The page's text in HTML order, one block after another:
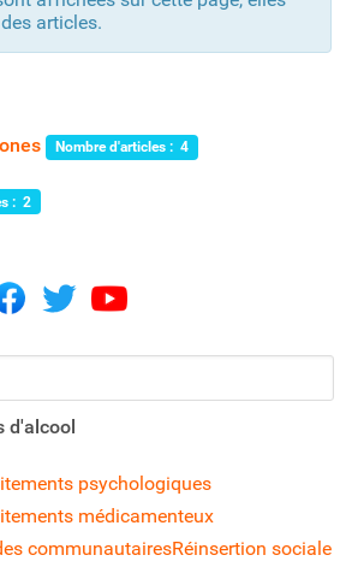
articles.
Nombre d'articles : 4
: 2
d'alcool
psychologiques
médicamenteux
communautairesRéinsertion sociale